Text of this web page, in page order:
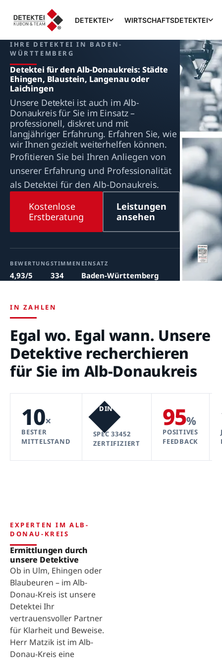
DETEKTEI WIRTSCHAFTSDETEKTEI
IHRE DETEKTEI IN BADEN-
WÜRTTEMBERG
Detektei für den Alb-Donaukreis: Städte
Ehingen, Blaustein, Langenau oder
Laichingen
Unsere Detektei ist auch im Alb-
Donaukreis für Sie im Einsatz –
professionell, diskret und mit
langjähriger Erfahrung. Erfahren Sie, wie
wir Ihnen gezielt weiterhelfen können.
Profitieren Sie bei Ihren Anliegen von
unserer Erfahrung und Professionalität
als Detektei für den Alb-Donaukreis.
Kostenlose
Erstberatung
Leistungen
ansehen
BEWERTUNG
4,93/5
STIMMEN
334
EINSATZ
Baden-Württemberg
IN ZAHLEN
Egal wo. Egal wann. Unsere
Detektive recherchieren
für Sie im Alb-Donaukreis
10×
BESTER
MITTELSTAND
DIN
SPEC 33452
ZERTIFIZIERT
95%
POSITIVES
FEEDBACK
EXPERTEN IM ALB-
DONAU-KREIS
Ermittlungen durch
unsere Detektive
Ob in Ulm, Ehingen oder
Blaubeuren – im Alb-
Donau-Kreis ist unsere
Detektei Ihr
vertrauensvoller Partner
für Klarheit und Beweise.
Herr Matzik ist im Alb-
Donau-Kreis eine